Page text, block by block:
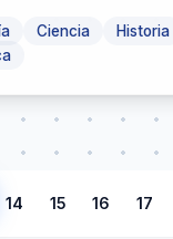
Ciencia Historia
14 15 16 17